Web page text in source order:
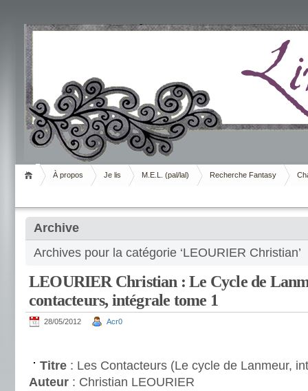
Livrement
À propos Je lis M.E.L. (pal/lal) Recherche Fantasy
Archive
Archives pour la catégorie ‘LEOURIER Christian’
LEOURIER Christian : Le Cycle de
contacteurs, intégrale tome 1
28/05/2012 Acr0
Titre : Les Contacteurs (Le cycle de Lanmeur,
Auteur : Christian LEOURIER